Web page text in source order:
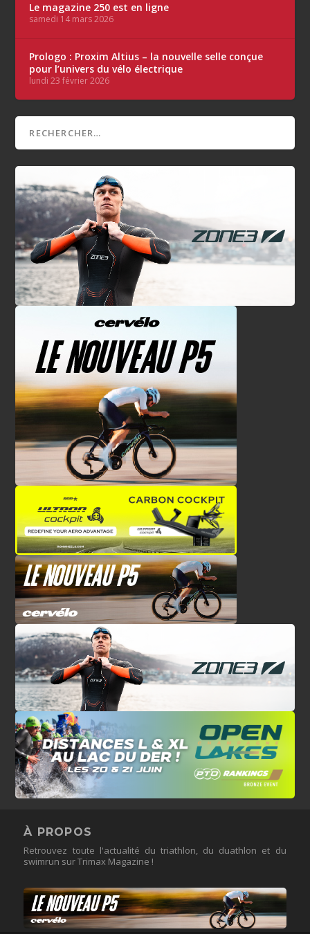
Le magazine 250 est en ligne
samedi 14 mars 2026
Prologo : Proxim Altius – la nouvelle selle conçue
pour l’univers du vélo électrique
lundi 23 février 2026
À PROPOS
Retrouvez toute l'actualité du triathlon, du duathlon et du
swimrun sur Trimax Magazine !